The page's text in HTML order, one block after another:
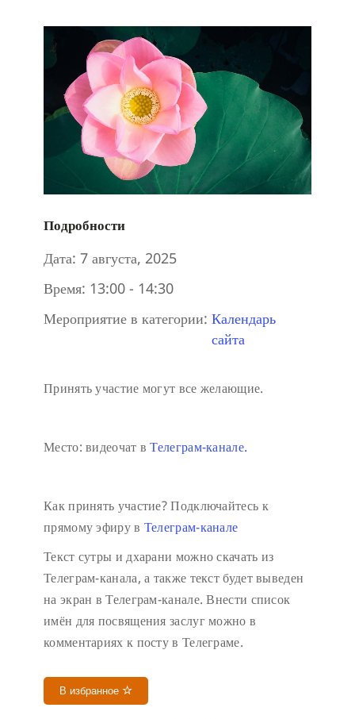
Подробности
Дата: 7 августа, 2025
Время: 13:00 - 14:30
Мероприятие в категории: Календарь
сайта
Принять участие могут все желающие.
Место: видеочат вТелеграм-канале.
Как принять участие?Подключайтесь к
прямому эфиру в Телеграм-канале
Текст сутры и дхарани можно скачать из
Телеграм-канала, а также текст будет выведен
на экран в Телеграм-канале. Внести список
имён для посвящения заслуг можно в
комментариях к посту в Телеграме.
В избранное